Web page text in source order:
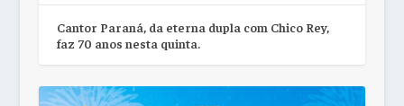
Cantor Paraná, da eterna dupla com Chico Rey,
faz 70 anos nesta quinta.